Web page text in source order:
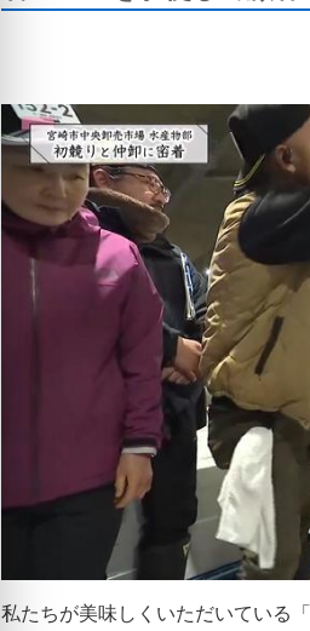
私たちが美味しくいただいている